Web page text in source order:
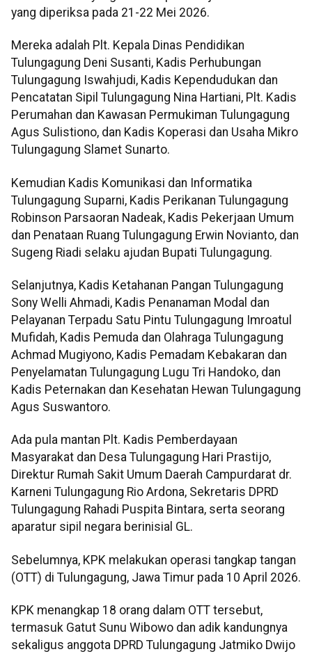
yang diperiksa pada 21-22 Mei 2026.
Mereka adalah Plt. Kepala Dinas Pendidikan
Tulungagung Deni Susanti, Kadis Perhubungan
Tulungagung Iswahjudi, Kadis Kependudukan dan
Pencatatan Sipil Tulungagung Nina Hartiani, Plt. Kadis
Perumahan dan Kawasan Permukiman Tulungagung
Agus Sulistiono, dan Kadis Koperasi dan Usaha Mikro
Tulungagung Slamet Sunarto.
Kemudian Kadis Komunikasi dan Informatika
Tulungagung Suparni, Kadis Perikanan Tulungagung
Robinson Parsaoran Nadeak, Kadis Pekerjaan Umum
dan Penataan Ruang Tulungagung Erwin Novianto, dan
Sugeng Riadi selaku ajudan Bupati Tulungagung.
Selanjutnya, Kadis Ketahanan Pangan Tulungagung
Sony Welli Ahmadi, Kadis Penanaman Modal dan
Pelayanan Terpadu Satu Pintu Tulungagung Imroatul
Mufidah, Kadis Pemuda dan Olahraga Tulungagung
Achmad Mugiyono, Kadis Pemadam Kebakaran dan
Penyelamatan Tulungagung Lugu Tri Handoko, dan
Kadis Peternakan dan Kesehatan Hewan Tulungagung
Agus Suswantoro.
Ada pula mantan Plt. Kadis Pemberdayaan
Masyarakat dan Desa Tulungagung Hari Prastijo,
Direktur Rumah Sakit Umum Daerah Campurdarat dr.
Karneni Tulungagung Rio Ardona, Sekretaris DPRD
Tulungagung Rahadi Puspita Bintara, serta seorang
aparatur sipil negara berinisial GL.
Sebelumnya, KPK melakukan operasi tangkap tangan
(OTT) di Tulungagung, Jawa Timur pada 10 April 2026.
KPK menangkap 18 orang dalam OTT tersebut,
termasuk Gatut Sunu Wibowo dan adik kandungnya
sekaligus anggota DPRD Tulungagung Jatmiko Dwijo